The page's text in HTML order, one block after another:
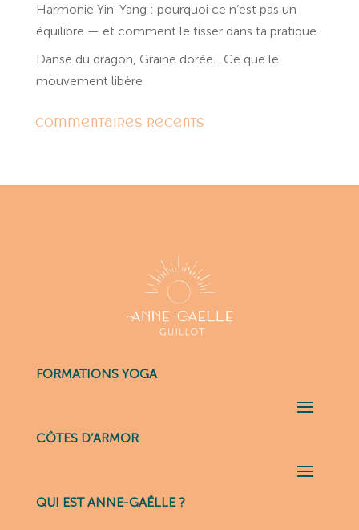
Harmonie Yin-Yang : pourquoi ce n’est pas un
équilibre — et comment le tisser dans ta pratique
Danse du dragon, Graine dorée….Ce que le
mouvement libère
Commentaires récents
FORMATIONS YOGA
CÔTES D’ARMOR
QUI EST ANNE-GAËLLE ?